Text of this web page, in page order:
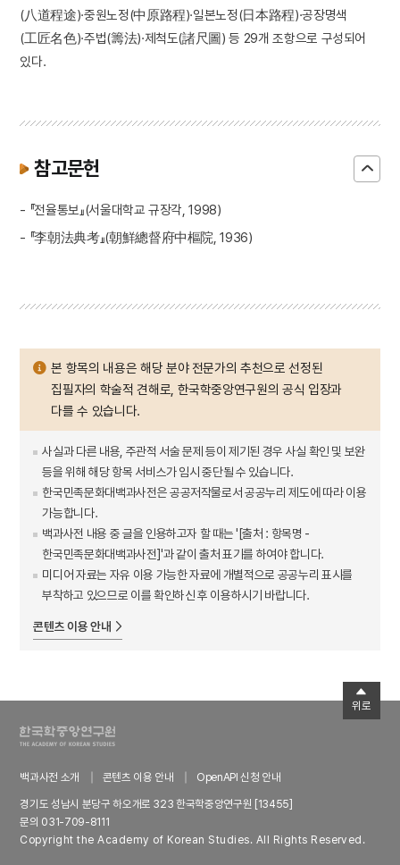
(八道程途)·중원노정(中原路程)·일본노정(日本路程)·공장명색
(工匠名色)·주법(籌法)·제척도(諸尺圖) 등 29개 조항으로 구성되어
있다.
참고문헌
- 『전율통보』(서울대학교 규장각, 1998)
- 『李朝法典考』(朝鮮總督府中樞院, 1936)
본 항목의 내용은 해당 분야 전문가의 추천으로 선정된
집필자의 학술적 견해로, 한국학중앙연구원의 공식 입장과
다를 수 있습니다.
사실과 다른 내용, 주관적 서술 문제 등이 제기된 경우 사실 확인 및 보완
등을 위해 해당 항목 서비스가 임시 중단될 수 있습니다.
한국민족문화대백과사전은 공공저작물로서 공공누리 제도에 따라 이용
가능합니다.
백과사전 내용 중 글을 인용하고자 할 때는 '[출처 : 항목명 -
한국민족문화대백과사전]'과 같이 출처 표기를 하여야 합니다.
미디어 자료는 자유 이용 가능한 자료에 개별적으로 공공누리 표시를
부착하고 있으므로 이를 확인하신 후 이용하시기 바랍니다.
콘텐츠 이용 안내
백과사전 소개 콘텐츠 이용 안내
OpenAPI 신청 안내
경기도 성남시 분당구 하오개로 323 한국학중앙연구원 [13455]
문의 031-709-8111
Copyright the Academy of Korean Studies. All Rights Reserved.
위로